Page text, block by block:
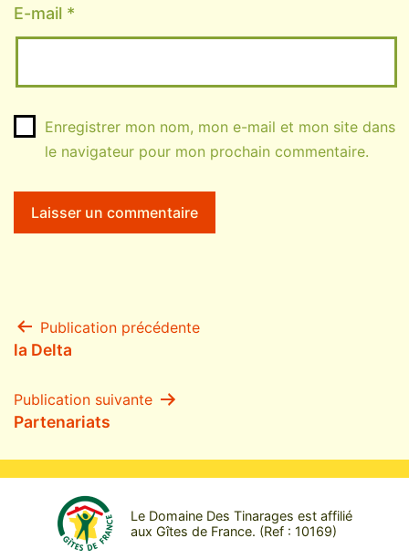
E-mail *
Enregistrer mon nom, mon e-mail et mon site dans
le navigateur pour mon prochain commentaire.
Navigation
l’article
Publication précédente
la Delta
Publication suivante
Partenariats
Le Domaine Des Tinarages est affilié
aux Gîtes de France. (Ref : 10169)